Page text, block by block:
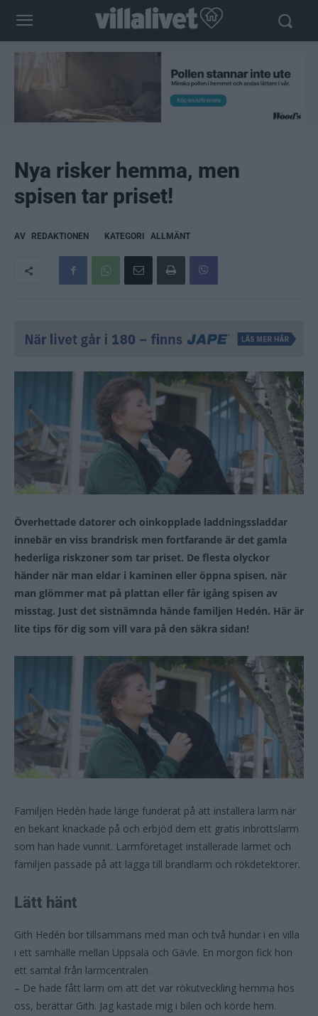
Nya risker hemma, men
spisen tar priset!
AV REDAKTIONEN KATEGORI ALLMÄNT
Överhettade datorer och oinkopplade laddningssladdar
innebär en viss brandrisk men fortfarande är det gamla
hederliga riskzoner som tar priset. De flesta olyckor
händer när man eldar i kaminen eller öppna spisen, när
man glömmer mat på plattan eller får igång spisen av
misstag. Just det sistnämnda hände familjen Hedén. Här är
lite tips för dig som vill vara på den säkra sidan!
Familjen Hedén hade länge funderat på att installera larm när
en bekant knackade på och erbjöd dem ett gratis inbrottslarm
som han hade vunnit. Larmföretaget installerade larmet och
familjen passade på att lägga till brandlarm och rökdetektorer.
Lätt hänt
Gith Hedén bor tillsammans med man och två hundar i en villa
i ett samhälle mellan Uppsala och Gävle. En morgon fick hon
ett samtal från larmcentralen.
– De hade fått larm om att det var rökutveckling hemma hos
oss, berättar Gith. Jag kastade mig i bilen och körde hem.